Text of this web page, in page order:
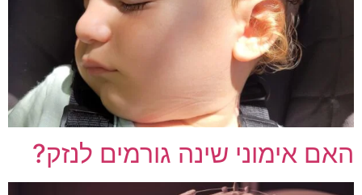
האם אימוני שינה גורמים לנזק?